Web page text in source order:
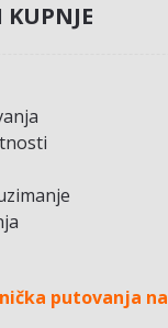
KUPNJE
putovanja